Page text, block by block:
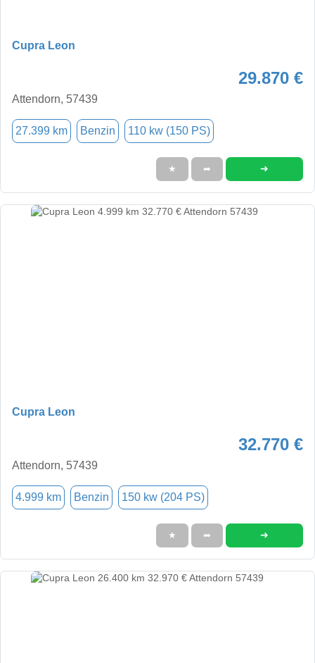
Cupra Leon
29.870 €
Attendorn, 57439
27.399 km Benzin 110 kw (150 PS)
★ ➦ ➜
Cupra Leon
32.770 €
Attendorn, 57439
4.999 km Benzin 150 kw (204 PS)
★ ➦ ➜